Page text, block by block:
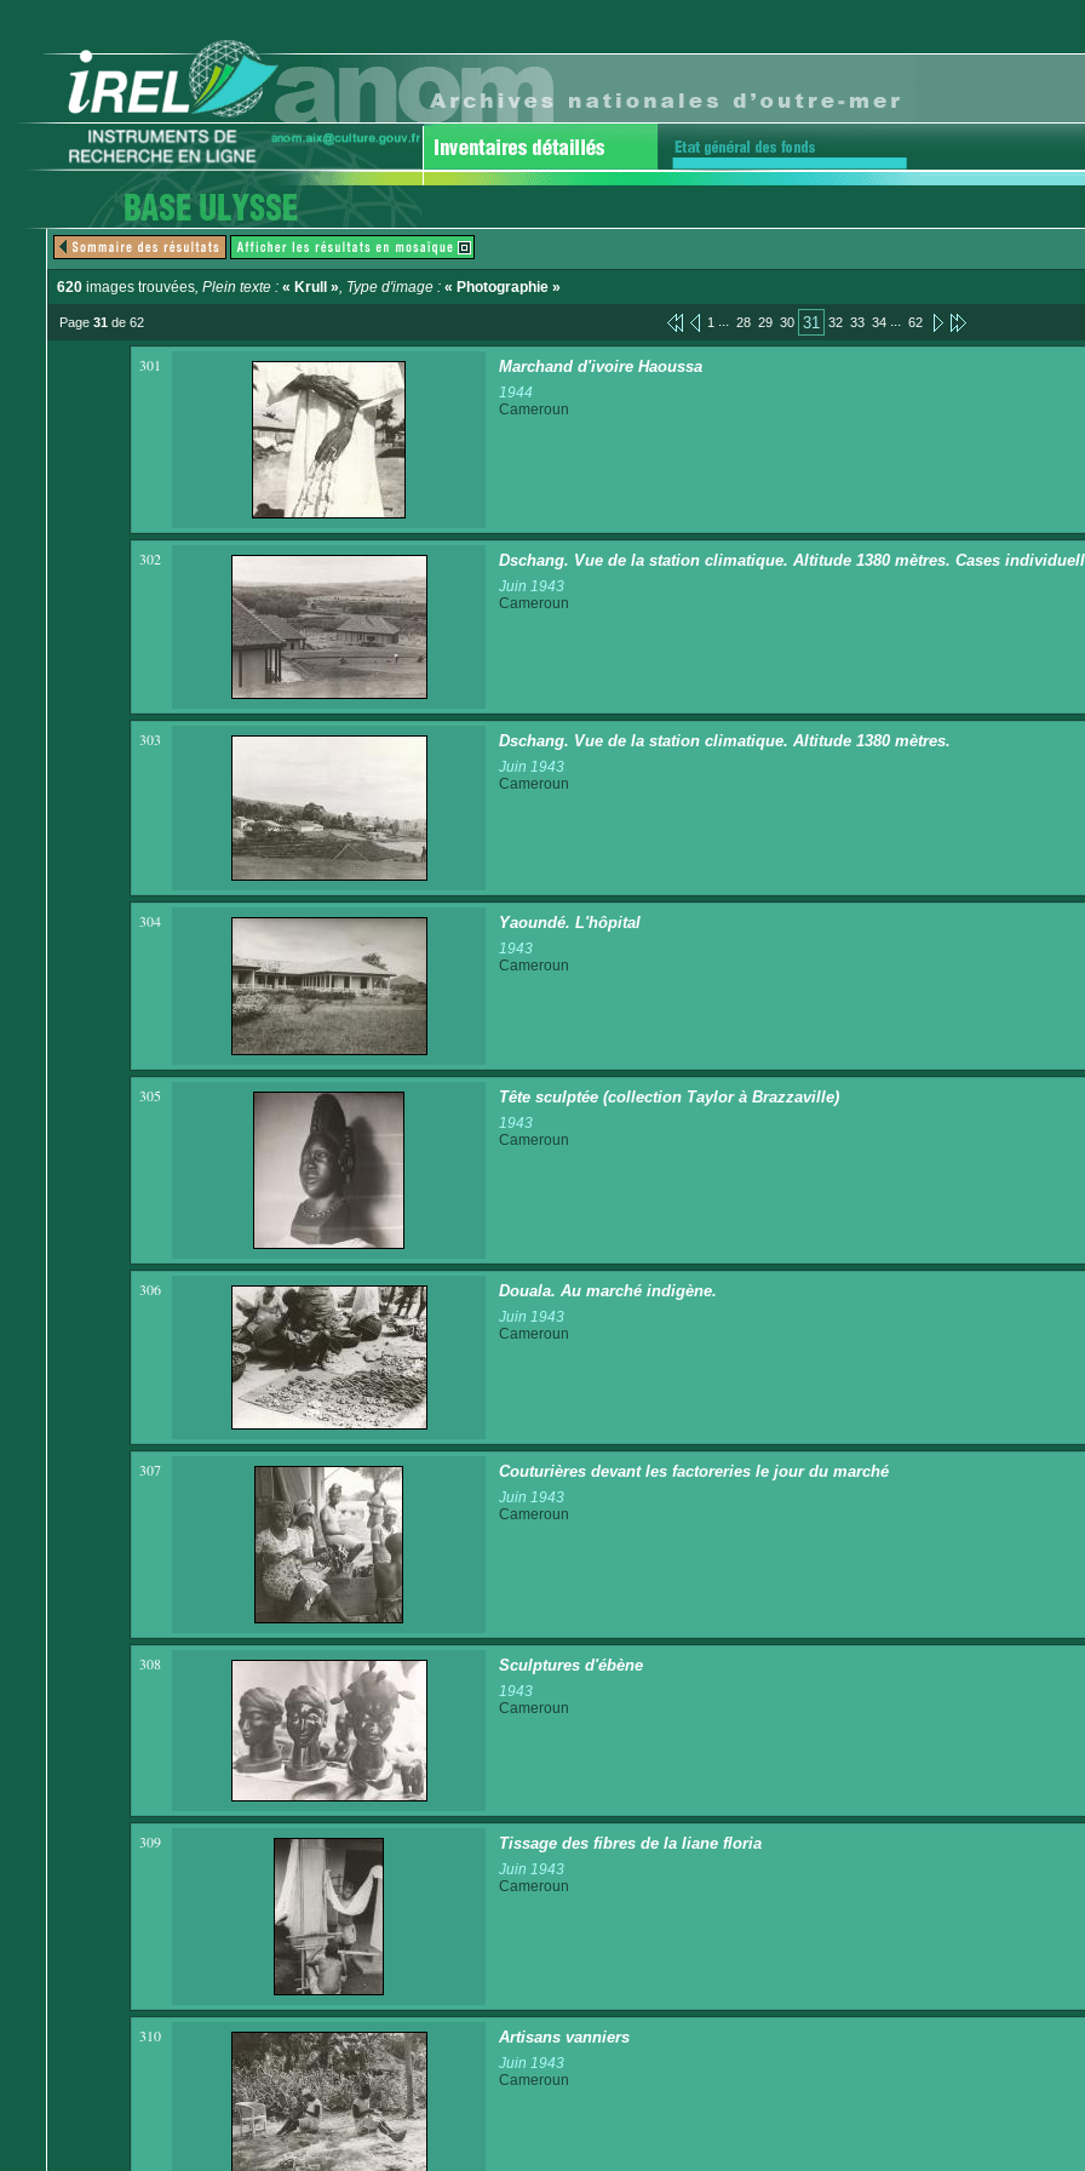
620 images trouvées, Plein texte : « Krull », Type d'image : « Photographie »
Page 31 de 62 1 ... 28 29 30 31 32 33 34 ... 62
301 Marchand d'ivoire Haoussa
1944
Cameroun
302 Dschang. Vue de la station climatique. Altitude 1380 mètres. Cases
Juin 1943
Cameroun
303 Dschang. Vue de la station climatique. Altitude 1380 mètres.
Juin 1943
Cameroun
304 Yaoundé. L'hôpital
1943
Cameroun
305 Tête sculptée (collection Taylor à Brazzaville)
1943
Cameroun
306 Douala. Au marché indigène.
Juin 1943
Cameroun
307 Couturières devant les factoreries le jour du marché
Juin 1943
Cameroun
308 Sculptures d'ébène
1943
Cameroun
309 Tissage des fibres de la liane floria
Juin 1943
Cameroun
310 Artisans vanniers
Juin 1943
Cameroun